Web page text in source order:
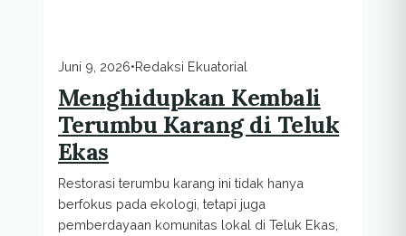
Juni 9, 2026•Redaksi Ekuatorial
Menghidupkan Kembali
Terumbu Karang di Teluk
Ekas
Restorasi terumbu karang ini tidak hanya
berfokus pada ekologi, tetapi juga
pemberdayaan komunitas lokal di Teluk Ekas,